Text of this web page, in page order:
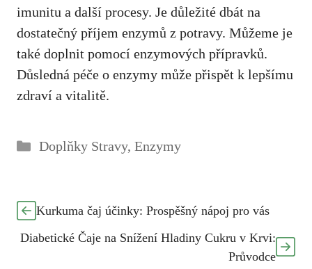
imunitu a další procesy. Je důležité dbát na
dostatečný příjem enzymů z potravy. Můžeme je
také doplnit pomocí enzymových přípravků.
Důsledná péče o enzymy může přispět k lepšímu
zdraví a vitalitě.
Rubriky
Doplňky Stravy, Enzymy
Kurkuma čaj účinky: Prospěšný nápoj pro vás
Diabetické Čaje na Snížení Hladiny Cukru v Krvi:
Průvodce